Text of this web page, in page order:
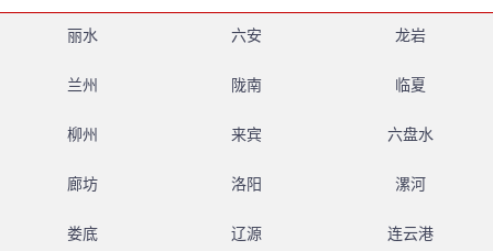
丽水 六安 龙岩
兰州 陇南 临夏
柳州 来宾 六盘水
廊坊 洛阳 漯河
娄底 辽源 连云港